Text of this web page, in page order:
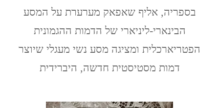
בספריה, אליף שאפאק מערערת על המסע
הבינארי-ליניארי של הדמות ההגמונית
הפטריארכלית ומציגה מסע נשי מעגלי שיוצר
דמות מסטיסטית חדשה, היברידית